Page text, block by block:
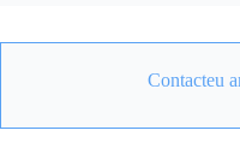
Contacteu